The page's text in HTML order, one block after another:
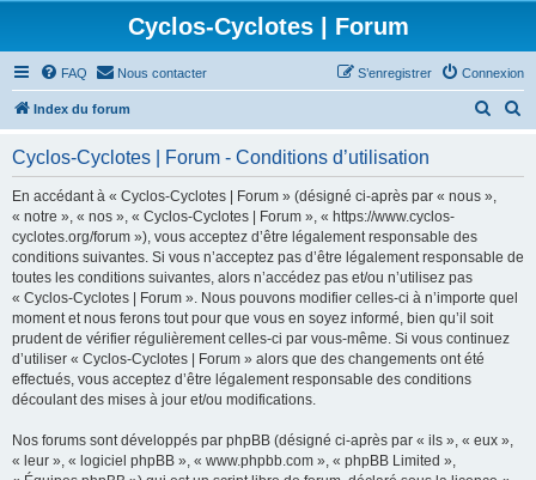
Cyclos-Cyclotes | Forum
FAQ Nous contacter Connexion
S’enregistrer
Index du forum
r
h
e
Cyclos-Cyclotes | Forum - Conditions d’utilisation
En accédant à « Cyclos-Cyclotes | Forum » (désigné ci-après par « nous »,
« notre », « nos », « Cyclos-Cyclotes | Forum », « https://www.cyclos-
cyclotes.org/forum »), vous acceptez d’être légalement responsable des
conditions suivantes. Si vous n’acceptez pas d’être légalement responsable de
toutes les conditions suivantes, alors n’accédez pas et/ou n’utilisez pas
« Cyclos-Cyclotes | Forum ». Nous pouvons modifier celles-ci à n’importe quel
moment et nous ferons tout pour que vous en soyez informé, bien qu’il soit
prudent de vérifier régulièrement celles-ci par vous-même. Si vous continuez
d’utiliser « Cyclos-Cyclotes | Forum » alors que des changements ont été
effectués, vous acceptez d’être légalement responsable des conditions
découlant des mises à jour et/ou modifications.
Nos forums sont développés par phpBB (désigné ci-après par « ils », « eux »,
« leur », « logiciel phpBB », « www.phpbb.com », « phpBB Limited »,